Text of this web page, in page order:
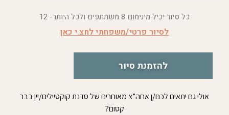
כל סיור יכיל מינימום 8 משתתפים ולכל היותר- 12
לסיור פרטי/משפחתי לחצ.י כאן
להזמנת סיור
אולי גם יתאים לכם/ן אחה”צ מאוחרים של סדנת קוקטיילים/יין בבר
קסום?